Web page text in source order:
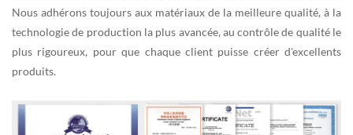
Nous adhérons toujours aux matériaux de la meilleure qualité, à la
technologie de production la plus avancée, au contrôle de qualité le
plus rigoureux, pour que chaque client puisse créer d'excellents
produits.